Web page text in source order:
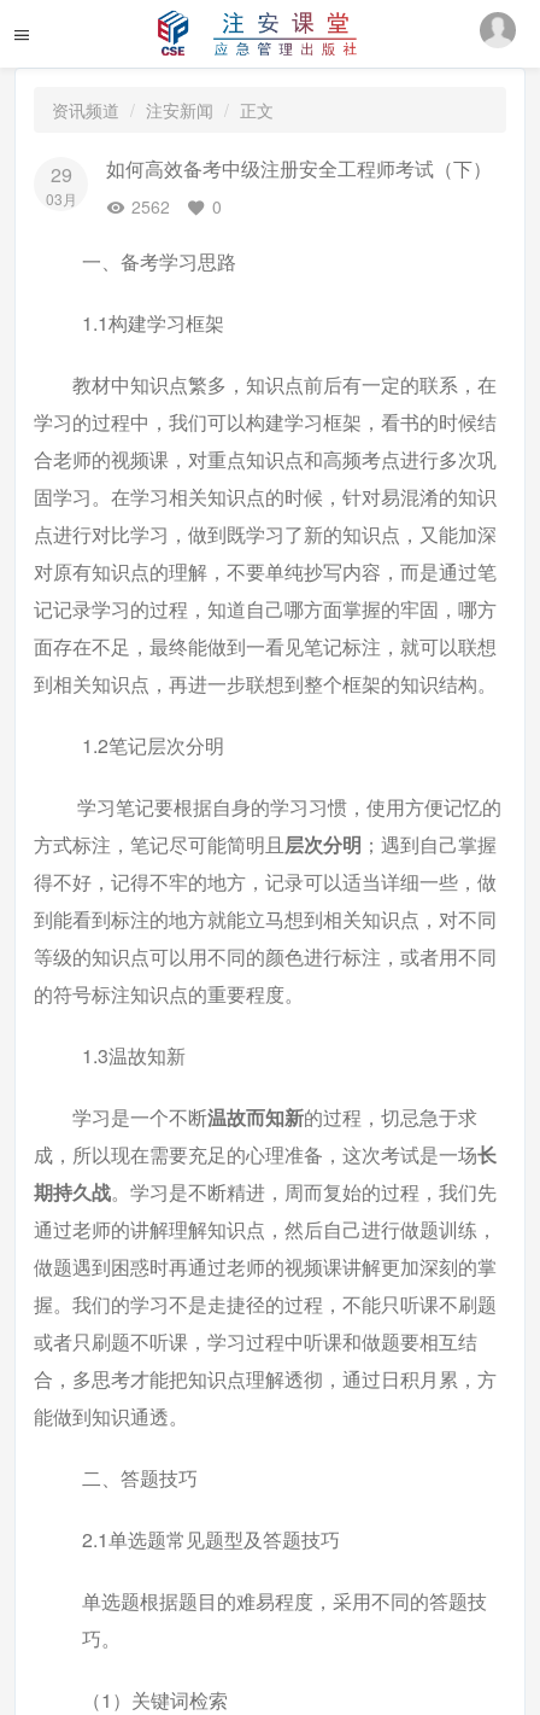
资讯频道 注安新闻 正文
29
03月
如何高效备考中级注册安全工程师考试（下）
2562 0
一、备考学习思路
1.1构建学习框架
教材中知识点繁多，知识点前后有一定的联系，在
学习的过程中，我们可以构建学习框架，看书的时候结
合老师的视频课，对重点知识点和高频考点进行多次巩
固学习。在学习相关知识点的时候，针对易混淆的知识
点进行对比学习，做到既学习了新的知识点，又能加深
对原有知识点的理解，不要单纯抄写内容，而是通过笔
记记录学习的过程，知道自己哪方面掌握的牢固，哪方
面存在不足，最终能做到一看见笔记标注，就可以联想
到相关知识点，再进一步联想到整个框架的知识结构。
1.2笔记层次分明
学习笔记要根据自身的学习习惯，使用方便记忆的
方式标注，笔记尽可能简明且 层次分明 ；遇到自己掌握
得不好，记得不牢的地方，记录可以适当详细一些，做
到能看到标注的地方就能立马想到相关知识点，对不同
等级的知识点可以用不同的颜色进行标注，或者用不同
的符号标注知识点的重要程度。
1.3温故知新
学习是一个不断温故而知新的过程，切忌急于求
成，所以现在需要充足的心理准备，这次考试是一场长
期持久战。学习是不断精进，周而复始的过程，我们先
通过老师的讲解理解知识点，然后自己进行做题训练，
做题遇到困惑时再通过老师的视频课讲解更加深刻的掌
握。我们的学习不是走捷径的过程，不能只听课不刷题
或者只刷题不听课，学习过程中听课和做题要相互结
合，多思考才能把知识点理解透彻，通过日积月累，方
能做到知识通透。
二、答题技巧
2.1单选题常见题型及答题技巧
单选题根据题目的难易程度，采用不同的答题技
巧。
（1）关键词检索